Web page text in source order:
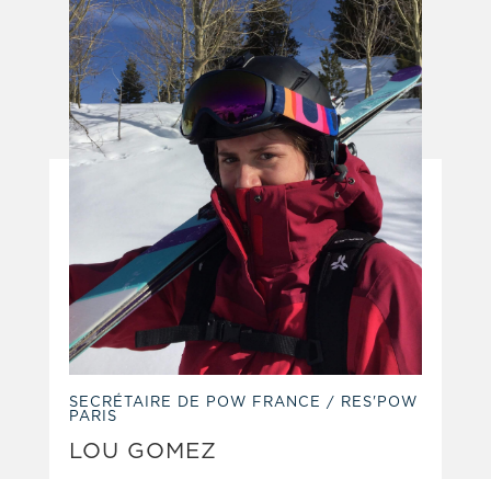
SECRÉTAIRE DE POW FRANCE / RES'POW
PARIS
LOU GOMEZ